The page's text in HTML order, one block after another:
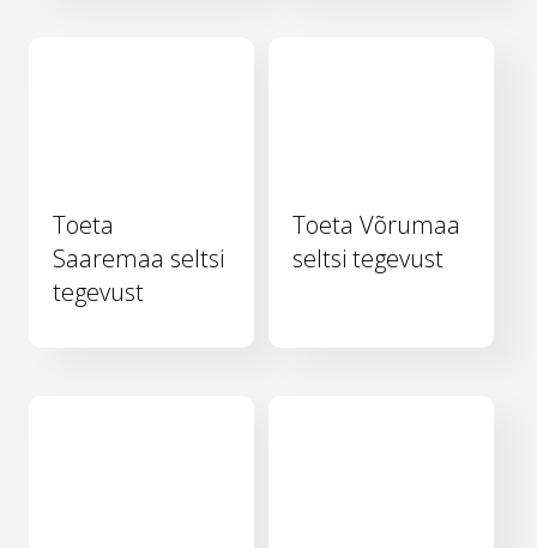
Toeta
Saaremaa seltsi
tegevust
Toeta Võrumaa
seltsi tegevust